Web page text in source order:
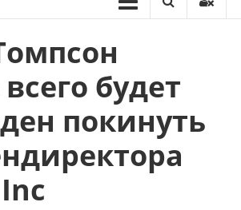
будет
покинуть